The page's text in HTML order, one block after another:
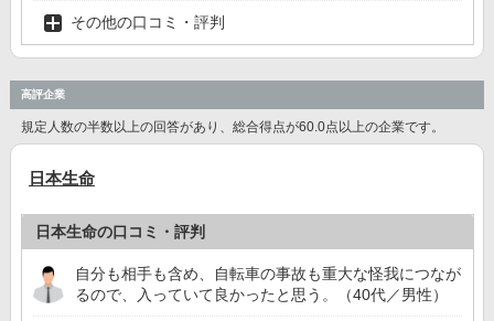
その他の口コミ・評判
高評企業
規定人数の半数以上の回答があり、総合得点が60.0点以上の企業です。
日本生命
日本生命の口コミ・評判
自分も相手も含め、自転車の事故も重大な怪我につなが
るので、入っていて良かったと思う。（40代／男性）